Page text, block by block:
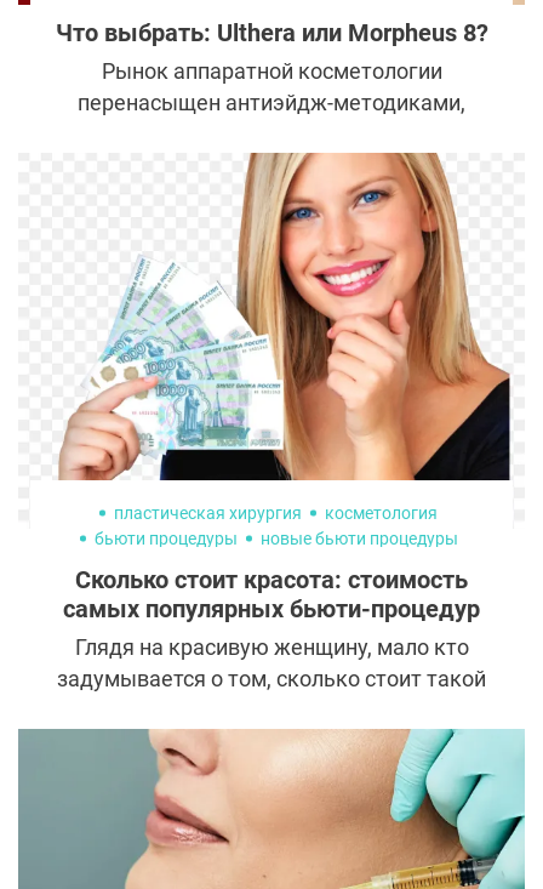
Что выбрать: Ulthera или Morpheus 8?
Рынок аппаратной косметологии
перенасыщен антиэйдж-методиками,
самой эффективной. Сравниваем Ulthera
System и Morpheus 8.
пластическая хирургия
косметология
бьюти процедуры
новые бьюти процедуры
Сколько стоит красота: стоимость
самых популярных бьюти-процедур
Глядя на красивую женщину, мало кто
задумывается о том, сколько стоит такой
скрывается твердый характер, большая
работа над собой, вложение времени и
денег. Современная бьюти-индустрия
предлагает огромное количество
процедур, способных превратить